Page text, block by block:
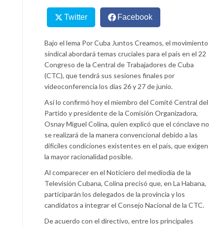
Twitter Facebook
Bajo el lema Por Cuba Juntos Creamos, el movimiento
sindical abordará temas cruciales para el país en el 22
Congreso de la Central de Trabajadores de Cuba
(CTC), que tendrá sus sesiones finales por
videoconferencia los días 26 y 27 de junio.
Así lo confirmó hoy el miembro del Comité Central del
Partido y presidente de la Comisión Organizadora,
Osnay Miguel Colina, quien explicó que el cónclave no
se realizará de la manera convencional debido a las
difíciles condiciones existentes en el país, que exigen
la mayor racionalidad posible.
Al comparecer en el Noticiero del mediodía de la
Televisión Cubana, Colina precisó que, en La Habana,
participarán los delegados de la provincia y los
candidatos a integrar el Consejo Nacional de la CTC.
De acuerdo con el directivo, entre los principales